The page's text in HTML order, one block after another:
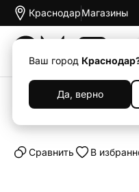
Краснодар
Ваш город
Да, верно
Магазины
Каталог
Беспроводные
Cравнить В